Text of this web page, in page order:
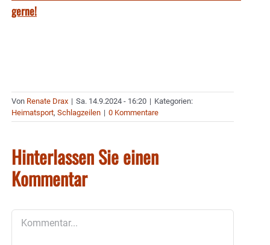
gerne!
Von Renate Drax | Sa. 14.9.2024 - 16:20 | Kategorien:
Heimatsport, Schlagzeilen | 0 Kommentare
Hinterlassen Sie einen
Kommentar